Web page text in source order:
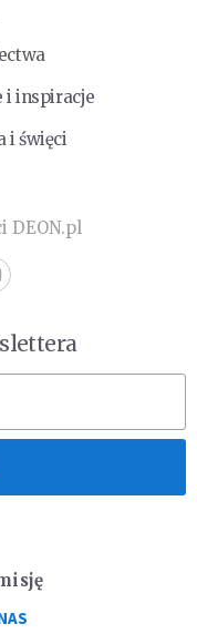
i inspiracje
i święci
DEON.pl